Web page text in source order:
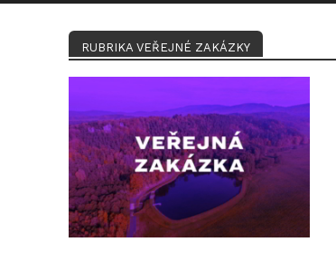
RUBRIKA VEŘEJNÉ ZAKÁZKY